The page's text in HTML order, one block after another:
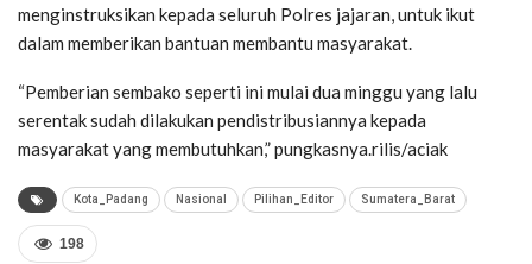
menginstruksikan kepada seluruh Polres jajaran, untuk ikut
dalam memberikan bantuan membantu masyarakat.
“Pemberian sembako seperti ini mulai dua minggu yang lalu
serentak sudah dilakukan pendistribusiannya kepada
masyarakat yang membutuhkan,” pungkasnya.rilis/aciak
Kota_Padang Nasional Pilihan_Editor Sumatera_Barat
198